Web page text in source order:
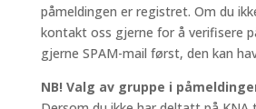
påmeldingen er registret. Om du
kontakt oss gjerne for å verifisere
gjerne SPAM-mail først, den kan
NB! Valg av gruppe i